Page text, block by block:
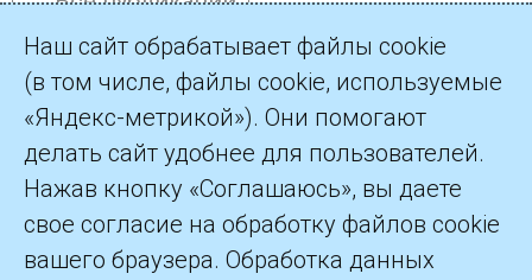
©2026 ПАО «Газпром»
Контакты
Наш сайт обрабатывает файлы cookie
(в том числе, файлы cookie, используемые
«Яндекс-метрикой»). Они помогают
делать сайт удобнее для пользователей.
Нажав кнопку «Соглашаюсь», вы даете
свое согласие на обработку файлов cookie
вашего браузера. Обработка данных